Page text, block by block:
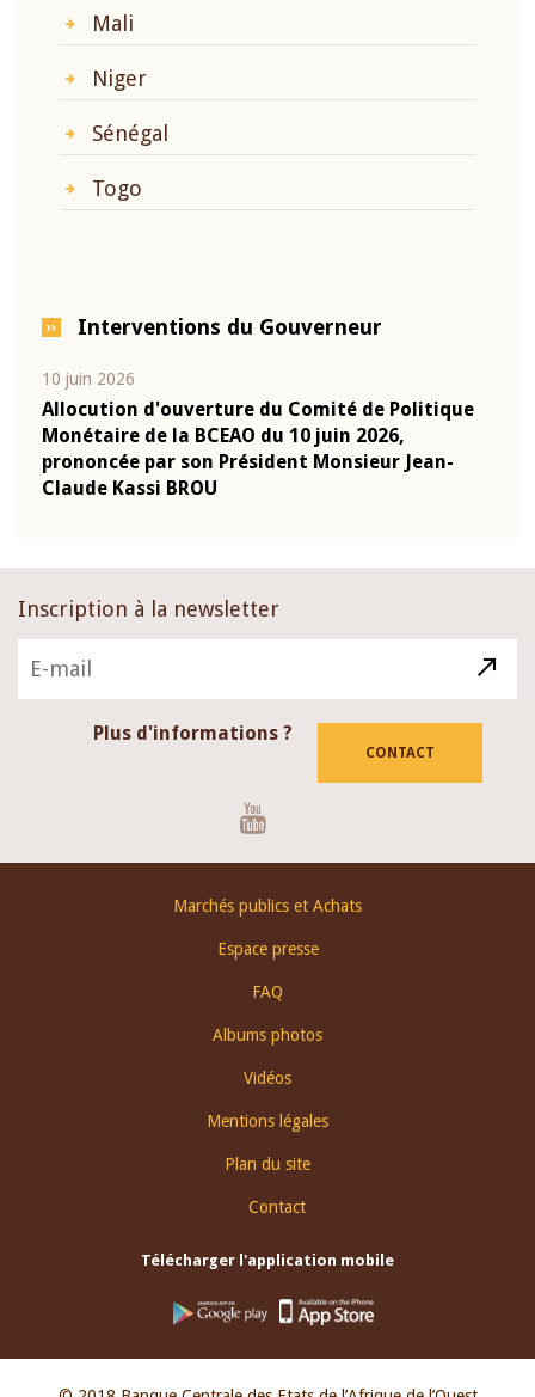
Mali
Niger
Sénégal
Togo
Interventions du Gouverneur
10 juin 2026
Allocution d'ouverture du Comité de Politique
Monétaire de la BCEAO du 10 juin 2026,
prononcée par son Président Monsieur Jean-
Claude Kassi BROU
Inscription à la newsletter
Plus d'informations ?
CONTACT
Marchés publics et Achats
Espace presse
FAQ
Albums photos
Vidéos
Mentions légales
Plan du site
Contact
Télécharger l'application mobile